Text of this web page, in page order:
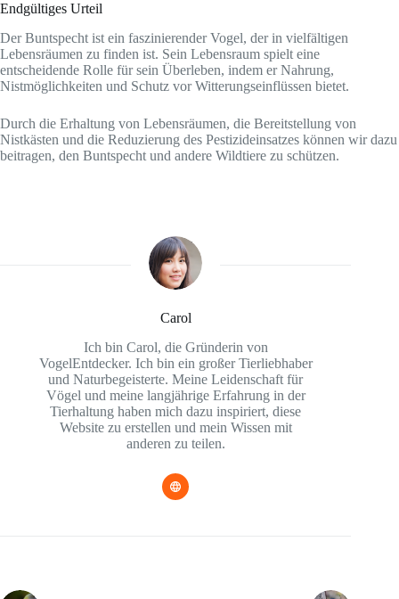
Endgültiges Urteil
Der Buntspecht ist ein faszinierender Vogel, der in vielfältigen
Lebensräumen zu finden ist. Sein Lebensraum spielt eine
entscheidende Rolle für sein Überleben, indem er Nahrung,
Nistmöglichkeiten und Schutz vor Witterungseinflüssen bietet.
Durch die Erhaltung von Lebensräumen, die Bereitstellung von
Nistkästen und die Reduzierung des Pestizideinsatzes können wir dazu
beitragen, den Buntspecht und andere Wildtiere zu schützen.
Carol
Ich bin Carol, die Gründerin von
VogelEntdecker. Ich bin ein großer Tierliebhaber
und Naturbegeisterte. Meine Leidenschaft für
Vögel und meine langjährige Erfahrung in der
Tierhaltung haben mich dazu inspiriert, diese
Website zu erstellen und mein Wissen mit
anderen zu teilen.